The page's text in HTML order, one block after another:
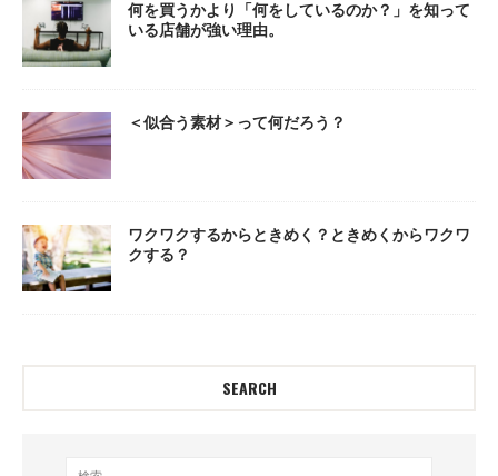
何を買うかより「何をしているのか？」を知って
いる店舗が強い理由。
＜似合う素材＞って何だろう？
ワクワクするからときめく？ときめくからワクワ
クする？
SEARCH